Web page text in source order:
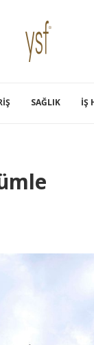
SAĞLIK İŞ